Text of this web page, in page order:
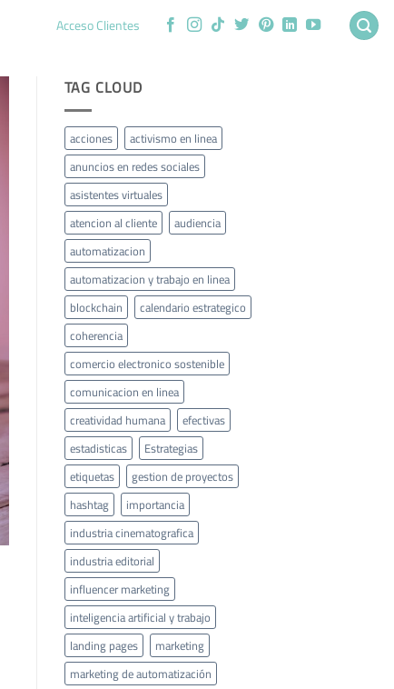
Acceso Clientes
TAG CLOUD
acciones
activismo en linea
anuncios en redes sociales
asistentes virtuales
atencion al cliente
audiencia
automatizacion
automatizacion y trabajo en linea
blockchain
calendario estrategico
coherencia
comercio electronico sostenible
comunicacion en linea
creatividad humana
efectivas
estadisticas
Estrategias
etiquetas
gestion de proyectos
hashtag
importancia
industria cinematografica
industria editorial
influencer marketing
inteligencia artificial y trabajo
landing pages
marketing
marketing de automatización